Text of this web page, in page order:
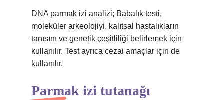
DNA parmak izi analizi; Babalık testi,
moleküler arkeolojiyi, kalıtsal hastalıkların
tanısını ve genetik çeşitliliği belirlemek için
kullanılır. Test ayrıca cezai amaçlar için de
kullanılır.
Parmak izi tutanağı